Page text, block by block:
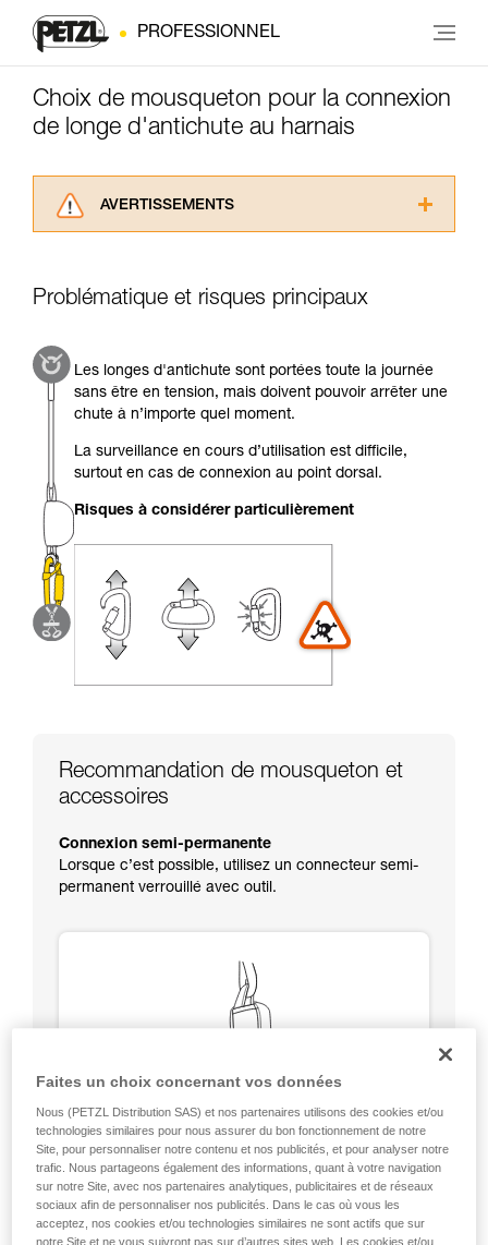
PROFESSIONNEL
Choix de mousqueton pour la connexion
de longe d'antichute au harnais
AVERTISSEMENTS
consulter. Vous devez avoir compris les
informations de la notice technique pour
Maîtriser ces techniques nécessite une
formation et un entraînement spécifique. Validez
avec un professionnel votre capacité à refaire
la manipulation, seul, en toute sécurité, avant
de la reproduire en autonomie.
Nous donnons des exemples de techniques
liées à votre activité. Il peut en exister d’autres
Problématique et risques principaux
Les longes d'antichute sont portées toute la journée
sans être en tension, mais doivent pouvoir arrêter une
chute à n’importe quel moment.
La surveillance en cours d’utilisation est difficile,
surtout en cas de connexion au point dorsal.
Risques à considérer particulièrement
Recommandation de mousqueton et
accessoires
Connexion semi-permanente
Lorsque c’est possible, utilisez un connecteur semi-
permanent verrouillé avec outil.
Faites un choix concernant vos données
Nous (PETZL Distribution SAS) et nos partenaires utilisons des cookies et/ou
technologies similaires pour nous assurer du bon fonctionnement de notre
Site, pour personnaliser notre contenu et nos publicités, et pour analyser notre
trafic. Nous partageons également des informations, quant à votre navigation
sur notre Site, avec nos partenaires analytiques, publicitaires et de réseaux
sociaux afin de personnaliser nos publicités. Dans le cas où vous les
acceptez, nos cookies et/ou technologies similaires ne sont actifs que sur
notre Site et ne vous suivront pas sur d’autres sites web. Les cookies et/ou